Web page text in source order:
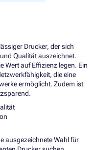
Drucker, der sich
Qualität auszeichnet.
Wert auf Effizienz legen. Ein
die eine
ermöglicht. Zudem ist
ausgezeichnete Wahl für